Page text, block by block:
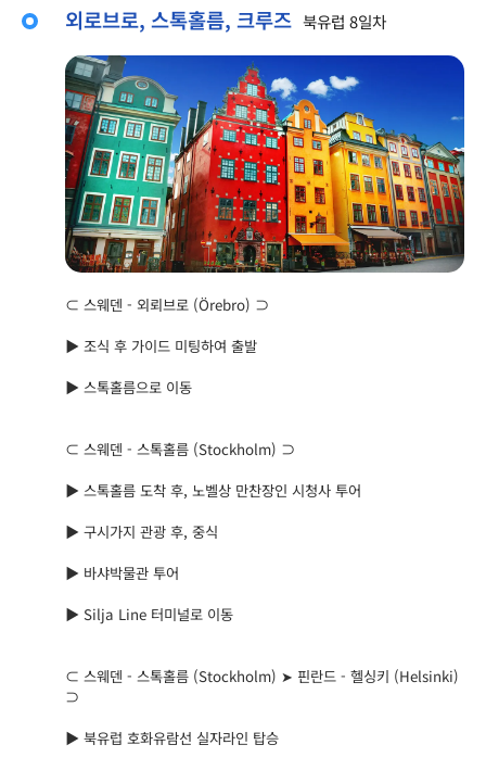
외로브로, 스톡홀름, 크루즈 북유럽 8일차
⊂ 스웨덴 - 외뢰브로 (Örebro) ⊃
▶ 조식 후 가이드 미팅하여 출발
▶ 스톡홀름으로 이동
⊂ 스웨덴 - 스톡홀름 (Stockholm) ⊃
▶ 스톡홀름 도착 후, 노벨상 만찬장인 시청사 투어
▶ 구시가지 관광 후, 중식
▶ 바샤박물관 투어
▶ Silja Line 터미널로 이동
⊂ 스웨덴 - 스톡홀름 (Stockholm) ➤ 핀란드 - 헬싱키 (Helsinki)
⊃
▶ 북유럽 호화유람선 실자라인 탑승